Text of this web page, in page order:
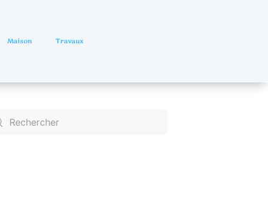
Maison Travaux